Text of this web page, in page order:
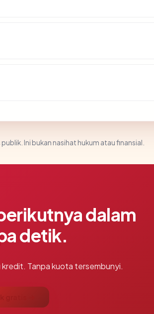
Ini bukan nasihat hukum atau finansial.
dalam
detik.
Tanpa kuota tersembunyi.
gratis →